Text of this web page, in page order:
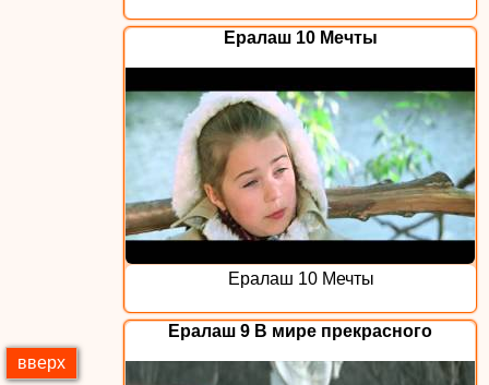
Ералаш 10 Мечты
Ералаш 10 Мечты
Ералаш 9 В мире прекрасного
вверх